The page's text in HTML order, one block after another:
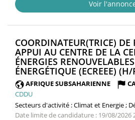
Voir
COORDINATEUR(TRICE)
APPUI AU CENTRE DE LA
ÉNERGIES
ÉNERGÉTIQUE (ECREEE) (H/
AFRIQUE SUBSAHARIENNE
CDDU
Secteurs d'activité :Climat et Energie ;
Date limite de candidature : 19/08/2026